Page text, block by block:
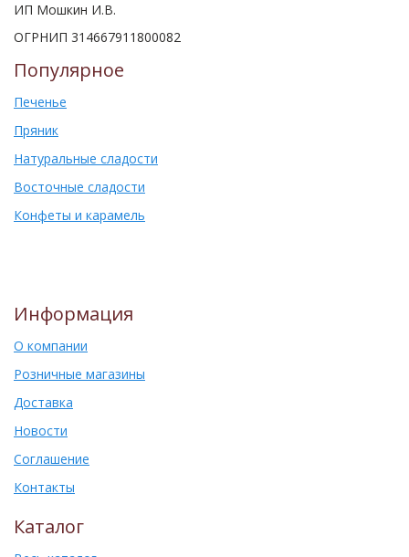
ИП Мошкин И.В.
ОГРНИП 314667911800082
Популярное
Печенье
Пряник
Натуральные сладости
Восточные сладости
Конфеты и карамель
Информация
О компании
Розничные магазины
Доставка
Новости
Соглашение
Контакты
Каталог